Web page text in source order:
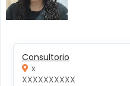
Consultorio
x
XXXXXXXXXX